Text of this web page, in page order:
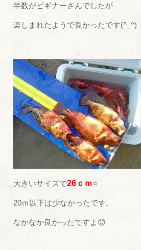
半数がビギナーさんでしたが
楽しまれたようで良かったです(^_^)
大きいサイズで26ｃｍ⭐
20ｍ以下は少なかったです。
なかなか良かったですよ😊